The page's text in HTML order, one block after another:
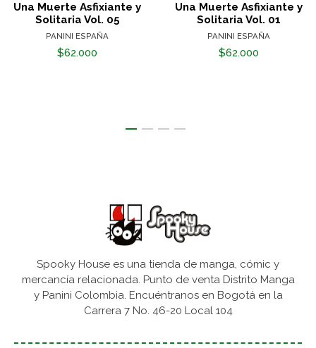
Una Muerte Asfixiante y
Solitaria Vol. 05
PANINI ESPAÑA
$62.000
Una Muerte Asfixiante y
Solitaria Vol. 01
PANINI ESPAÑA
$62.000
Spooky House es una tienda de manga, cómic y
mercancía relacionada. Punto de venta Distrito Manga
y Panini Colombia. Encuéntranos en Bogotá en la
Carrera 7 No. 46-20 Local 104